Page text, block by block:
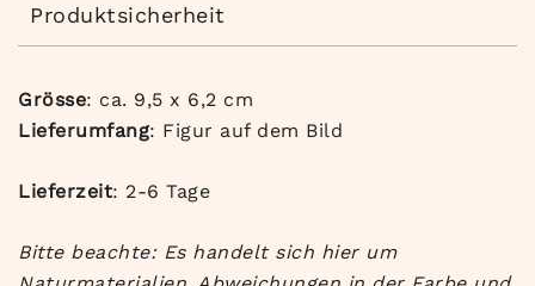
Produktsicherheit
Grösse: ca. 9,5 x 6,2 cm
Lieferumfang: Figur auf dem Bild
Lieferzeit: 2-6 Tage
Bitte beachte: Es handelt sich hier um